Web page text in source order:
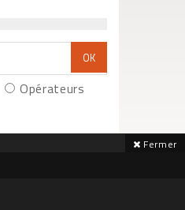
Opérateurs
Fermer